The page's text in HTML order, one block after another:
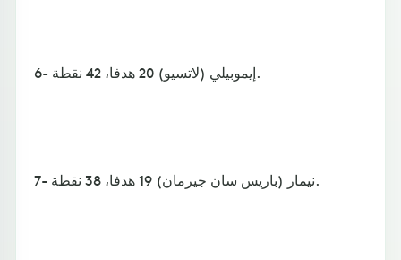
6- إيموبيلي (لاتسيو) 20 هدفا، 42 نقطة.
7- نيمار (باريس سان جيرمان) 19 هدفا، 38 نقطة.